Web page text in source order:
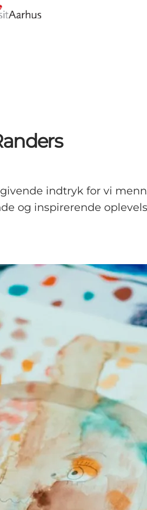
indtryk for vi
og inspirerende